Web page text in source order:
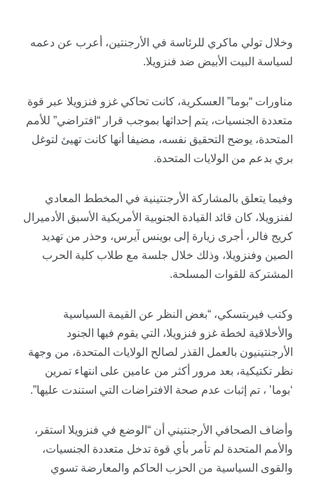
وخلال تولي ماكري للرئاسة في الأرجنتين، أعرب عن دعمه
لسياسة البيت الأبيض ضد فنزويلا.
مناورات “بوما” العسكرية، كانت تحاكي غزو فنزويلا عبر قوة
متعددة الجنسيات، يتم إحداثها بموجب قرار “افتراضي” للأمم
المتحدة، يوضح التحقيق نفسه، مضيفا أنها كانت تهيئ لتوغل
بري بدعم من الولايات المتحدة.
وفيما يتعلق بالمشاركة الأرجنتينية في المخطط المعادي
لفنزويلا، كان قائد القيادة الجنوبية الأمريكية الأسبق الأدميرال
كريج فالر، أجرى زيارة إلى بوينس آيرس، وحذر من تهديد
الصين وفنزويلا، وذلك خلال جلسة مع طلاب كلية الحرب
المشتركة للقوات المسلحة.
وكتب فيربتسكي، “بغض النظر عن القيمة السياسية
والأخلاقية لخطة غزو فنزويلا، التي يقوم فيها الجنود
الأرجنتينيون بالعمل القذر لصالح الولايات المتحدة، من وجهة
نظر تكتيكية، بعد مرور أكثر من عامين على انتهاء تمرين
‘بوما’ ، تم إثبات عدم صحة الافتراضات التي استندت عليها”.
وأضاف الصحافي الأرجنتيني أن “الوضع في فنزويلا استقر،
والأمم المتحدة لم تأمر بأي قوة تدخل متعددة الجنسيات،
والقوى السياسية من الحزب الحاكم والمعارضة تسوي